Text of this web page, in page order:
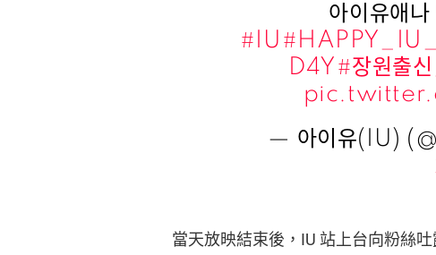
아이유애
#IU
D4Y #장원출
— 아이유(IU)
當天放映結束後，IU 站上台向粉絲